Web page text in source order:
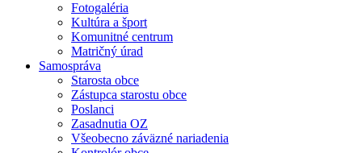
Fotogaléria
Kultúra a šport
Komunitné centrum
Matričný úrad
Samospráva
Starosta obce
Zástupca starostu obce
Poslanci
Zasadnutia OZ
Všeobecno záväzné nariadenia